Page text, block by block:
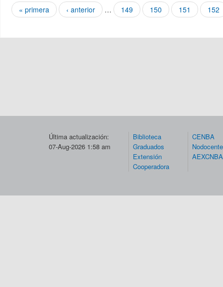
Páginas
« primera ‹ anterior … 149 150 151 152
Última actualización:
07-Aug-2026 1:58 am
Biblioteca
Graduados
Extensión
Cooperadora
CENBA
AEXCNBA